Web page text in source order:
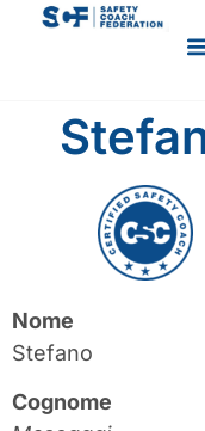
Nome
Stefano
Cognome